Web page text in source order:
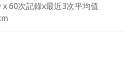
60次記錄x最近3次平均值